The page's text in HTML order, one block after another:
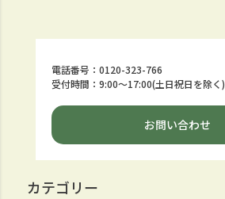
電話番号：0120-323-766
受付時間：9:00～17:00(土日祝日を除く)
お問い合わせ
カテゴリー